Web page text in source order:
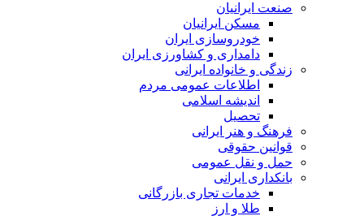
صنعت ایرانیان
مسکن ایرانیان
خودروسازی ایران
دامداری و کشاورزی ایران
زندگی و خانواده ایرانی
اطلاعات عمومی مردم
اندیشه اسلامی
تحصیل
فرهنگ و هنر ایرانی
قوانین حقوقی
حمل و نقل عمومی
بانکداری ایرانی
خدمات تجاری بازرگانی
طلا و ارز